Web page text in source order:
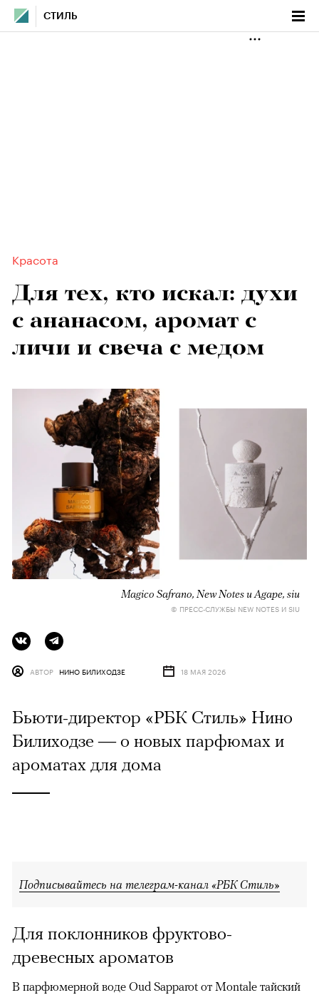
СТИЛЬ
Красота
Для тех, кто искал: духи
с ананасом, аромат с
личи и свеча с медом
Magico Safrano, New Notes и Agape, siu
© ПРЕСС-СЛУЖБЫ NEW NOTES И SIU
АВТОР НИНО БИЛИХОДЗЕ 18 МАЯ 2026
Бьюти-директор «РБК Стиль» Нино
Билиходзе — о новых парфюмах и
ароматах для дома
Подписывайтесь на телеграм-канал «РБК Стиль»
Для поклонников фруктово-
древесных ароматов
В парфюмерной воде Oud Sapparot от Montale тайский